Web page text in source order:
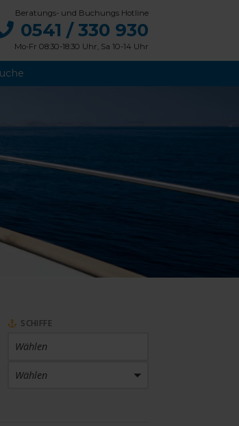
Beratungs- und Buchungs Hotline
0541 / 330 930
Mo-Fr 08:30-18:30 Uhr, Sa 10-14 Uhr
SCHIFFE
Wählen
Wählen